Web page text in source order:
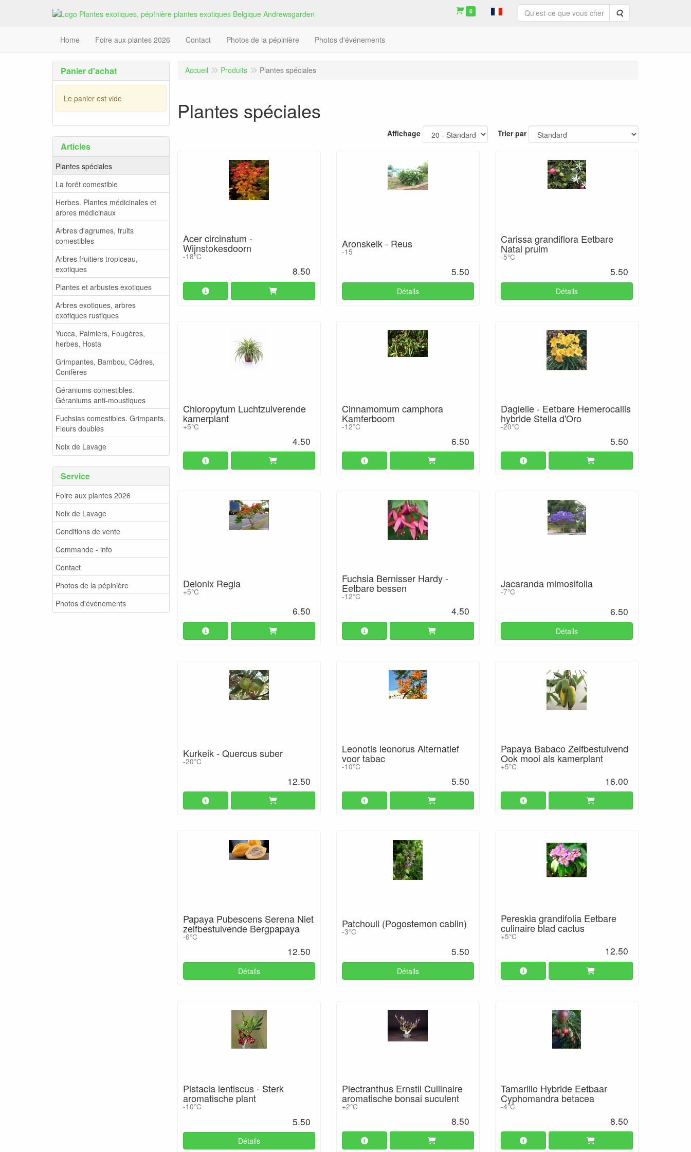
0 Rechercher
Home Foire aux plantes 2026 Contact Photos de la pépinière Photos d'événements
Panier d'achat
Le panier est vide
Articles
Plantes spéciales
La forêt comestible
Herbes. Plantes médicinales et
arbres médicinaux
Arbres d'agrumes, fruits
comestibles
Arbres fruitiers tropiceau,
exotiques
Plantes et arbustes exotiques
Arbres exotiques, arbres
exotiques rustiques
Yucca, Palmiers, Fougères,
herbes, Hosta
Grimpantes, Bambou, Cédres,
Conifères
Géraniums comestibles.
Géraniums anti-moustiques
Fuchsias comestibles. Grimpants.
Fleurs doubles
Noix de Lavage
Service
Foire aux plantes 2026
Noix de Lavage
Conditions de vente
Commande - info
Contact
Photos de la pépinière
Photos d'événements
Accueil Produits Plantes spéciales
Plantes spéciales
Affichage Trier par
Acer circinatum -
Wijnstokesdoorn
-18°C
8.50
Aronskelk - Reus
-15
5.50
Détails
Carissa grandiflora Eetbare
Natal pruim
-5°C
5.50
Détails
Chloropytum Luchtzuiverende
kamerplant
+5°C
4.50
Cinnamomum camphora
Kamferboom
-12°C
6.50
Daglelie - Eetbare Hemerocallis
hybride Stella d'Oro
-20°C
5.50
Delonix Regia
+5°C
6.50
Fuchsia Bernisser Hardy -
Eetbare bessen
-12°C
4.50
Jacaranda mimosifolia
-7°C
6.50
Détails
Kurkeik - Quercus suber
-20°C
12.50
Leonotis leonorus Alternatief
voor tabac
-10°C
5.50
Papaya Babaco Zelfbestuivend
Ook mooi als kamerplant
+5°C
16.00
Papaya Pubescens Serena Niet
zelfbestuivende Bergpapaya
-6°C
12.50
Détails
Patchouli (Pogostemon cablin)
-3°C
5.50
Détails
Pereskia grandifolia Eetbare
culinaire blad cactus
+5°C
12.50
Pistacia lentiscus - Sterk
aromatische plant
-10°C
5.50
Détails
Plectranthus Ernstii Cullinaire
aromatische bonsai suculent
+2°C
8.50
Tamarillo Hybride Eetbaar
Cyphomandra betacea
-4°C
8.50